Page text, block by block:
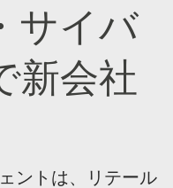
サイバ
新会社
ントは、リテール